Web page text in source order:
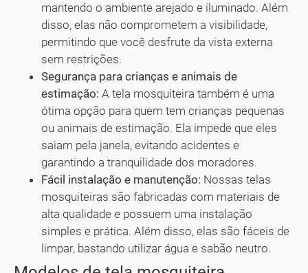
mantendo o ambiente arejado e iluminado. Além
disso, elas não comprometem a visibilidade,
permitindo que você desfrute da vista externa
sem restrições.
Segurança para crianças e animais de
estimação: A tela mosquiteira também é uma
ótima opção para quem tem crianças pequenas
ou animais de estimação. Ela impede que eles
saiam pela janela, evitando acidentes e
garantindo a tranquilidade dos moradores.
Fácil instalação e manutenção: Nossas telas
mosquiteiras são fabricadas com materiais de
alta qualidade e possuem uma instalação
simples e prática. Além disso, elas são fáceis de
limpar, bastando utilizar água e sabão neutro.